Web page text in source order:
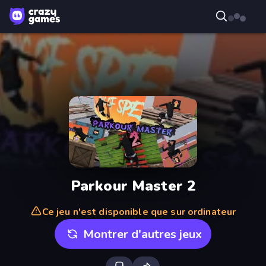
Parkour Master 2
Ce jeu n'est disponible que sur ordinateur
Montrer d'autres jeux